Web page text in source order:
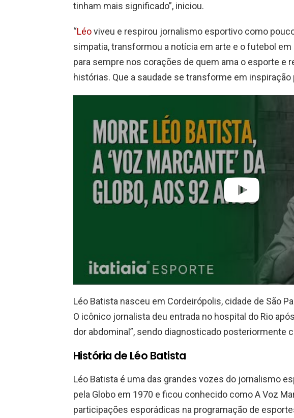
tinham mais significado”, iniciou.
“Léoviveu e respirou jornalismo esportivo como
simpatia, transformou a notícia em arte e o futebol em
para sempre nos corações de quem ama o esporte e
histórias. Que a saudade se transforme em inspiração
Léo Batista nasceu em Cordeirópolis, cidade de São
O icônico jornalista deu entrada no hospital do Rio
dor abdominal”, sendo diagnosticado posteriormente
História de Léo Batista
Léo Batista é uma das grandes vozes do jornalismo
pela Globo em 1970 e ficou conhecido como A Voz
participações esporádicas na programação de